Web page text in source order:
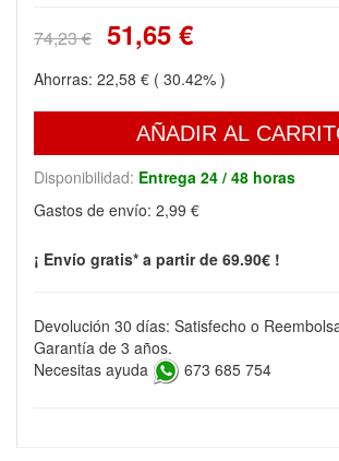
74,23 € 51,65 €
Ahorras: 22,58 € ( 30.42% )
AÑADIR AL
Disponibilidad: Entrega 24 / 48 horas
Gastos de envío: 2,99 €
¡ Envío gratis* a partir de 69.90€ !
Devolución 30 días: Satisfecho o
Garantía de 3 años.
Necesitas ayuda
673 685 754